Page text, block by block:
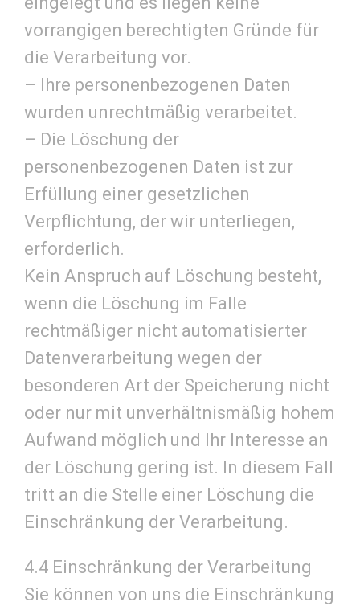
vorrangigen berechtigten Gründe für
die Verarbeitung vor.
– Ihre personenbezogenen Daten
wurden unrechtmäßig verarbeitet.
– Die Löschung der
personenbezogenen Daten ist zur
Erfüllung einer gesetzlichen
Verpflichtung, der wir unterliegen,
erforderlich.
Kein Anspruch auf Löschung besteht,
wenn die Löschung im Falle
rechtmäßiger nicht automatisierter
Datenverarbeitung wegen der
besonderen Art der Speicherung nicht
oder nur mit unverhältnismäßig hohem
Aufwand möglich und Ihr Interesse an
der Löschung gering ist. In diesem Fall
tritt an die Stelle einer Löschung die
Einschränkung der Verarbeitung.
4.4 Einschränkung der Verarbeitung
Sie können von uns die Einschränkung